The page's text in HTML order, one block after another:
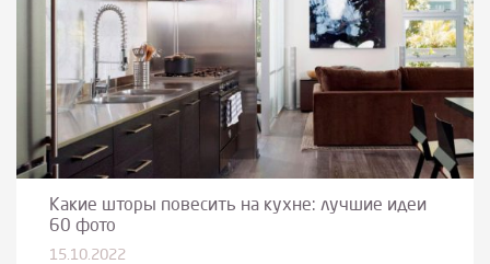
Какие шторы повесить на кухне: лучшие идеи
60 фото
15.10.2022